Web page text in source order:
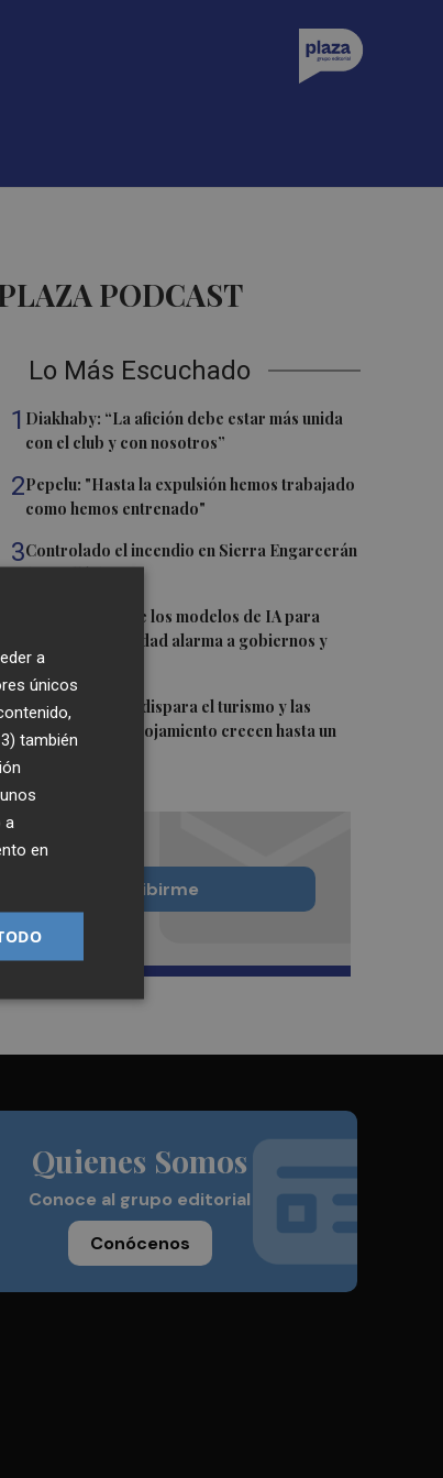
PODCAST
Lo Más Escuchado
1 Diakhaby: “La afición debe estar más unida
con el club y con nosotros”
2Pepelu: "Hasta la expulsión hemos trabajado
como hemos entrenado"
3Controlado el incendio en Sierra Engarcerán
(Castellón)
La capacidad de los modelos de IA para
burlar la seguridad alarma a gobiernos y
empresas
5El eclipse solar dispara el turismo y las
búsquedas de alojamiento crecen hasta un
Quiero suscribirme
Quienes Somos
Conoce al grupo editorial
Conócenos
a
únicos
también
a
en